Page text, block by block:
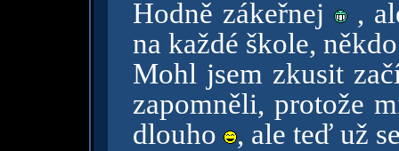
Hodně zákeřnej
,
na každé škole,
Mohl jsem zkusit
zapomněli, protože
dlouho
, ale teď už